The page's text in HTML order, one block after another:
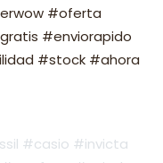
#oferta
#enviorapido
#stock #ahora
#casio #invicta